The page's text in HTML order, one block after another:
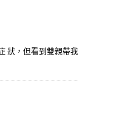
狀，但看到雙親帶我